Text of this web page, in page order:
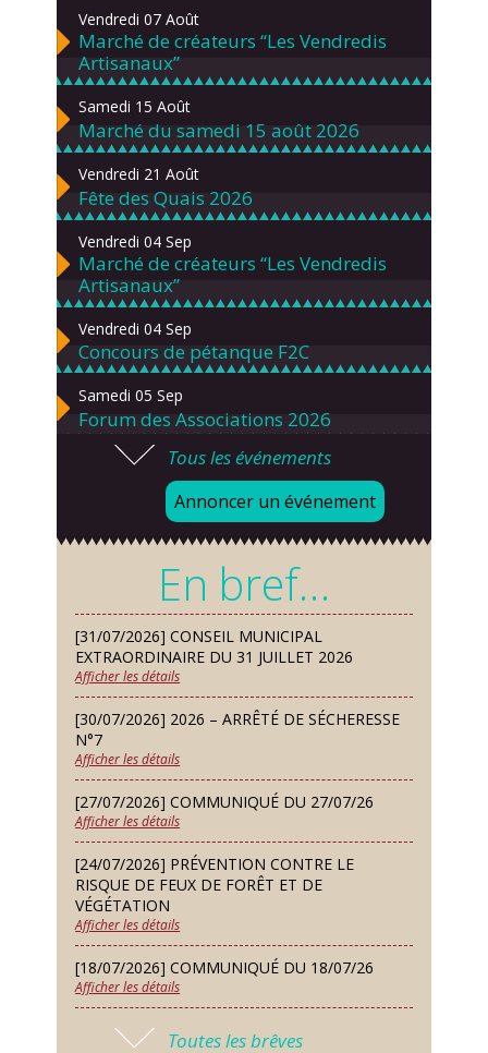
Vendredi 07 Août
Marché de créateurs “Les Vendredis
Artisanaux”
Samedi 15 Août
Marché du samedi 15 août 2026
Vendredi 21 Août
Fête des Quais 2026
Vendredi 04 Sep
Marché de créateurs “Les Vendredis
Artisanaux”
Vendredi 04 Sep
Concours de pétanque F2C
Samedi 05 Sep
Forum des Associations 2026
Lundi 07 Sep
Danses solo et en couple – cours
d’essai gratuit
Mardi 08 Sep
Chorale À travers chants
Samedi 12 Sep
Défi de pêche aux leurres (concept
lure house)
Dimanche 13 Sep
Repas de fouées
Lundi 14 Sep
Conseil municipal du 14 septembre
2026
Jeudi 24 Sep
Permanence des Architectes des
Bâtiments de France
Samedi 26 Sep
Concours de palets
Vendredi 09 Oct
Soirée des nouveaux habitants
Tous les événements
Annoncer un événement
En bref…
[31/07/2026] CONSEIL MUNICIPAL
EXTRAORDINAIRE DU 31 JUILLET 2026
Afficher les détails
[30/07/2026] 2026 – ARRÊTÉ DE SÉCHERESSE
N°7
Afficher les détails
[27/07/2026] COMMUNIQUÉ DU 27/07/26
Afficher les détails
[24/07/2026] PRÉVENTION CONTRE LE
RISQUE DE FEUX DE FORÊT ET DE
VÉGÉTATION
Afficher les détails
[18/07/2026] COMMUNIQUÉ DU 18/07/26
Afficher les détails
[17/07/2026] 2026 – ARRÊTÉ DE SÉCHERESSE
Toutes les brêves